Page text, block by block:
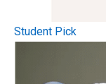
Student Pick